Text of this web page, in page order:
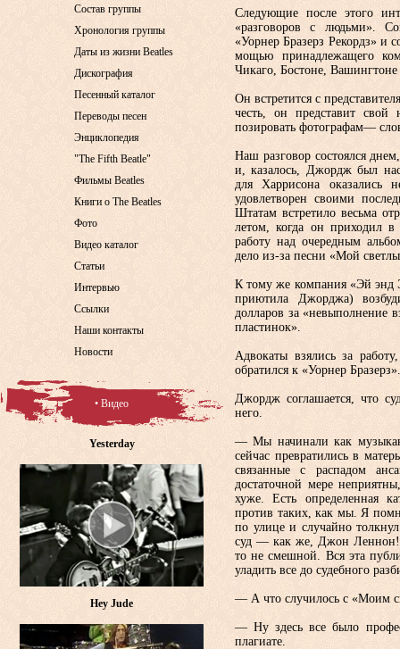
Следующие после этого
«разговоров с людьми».
«Уорнер Бразерз Рекордз»
мощью принадлежащего
Чикаго, Бостоне,
Он встретится с
честь, он представит
позировать фотографам—
Наш разговор состоялся
и, ка­залось, Джордж был
для Харрисона оказались
удовлетворен своими
Штатам встретило весьма
летом, когда он при­ходил в
работу над очередным
дело из-за песни «Мой
К тому же компания «Эй энд
приютила Джорджа)
долларов за «не­выполнение
пластинок».
Адвокаты взялись за
обратил­ся к «Уорнер Бразерз».
Джордж соглашается, что
него.
— Мы начинали как
сейчас превратились в
связанные с рас­падом
достаточной мере
хуже. Есть определенная
против таких, как мы. Я
по улице и случайно
суд — как же, Джон Леннон!
то не смешной. Вся эта
уладить все до судебного
— А что случилось с «Моим
— Ну здесь все было
плагиате.
Состав группы
Хронология группы
Даты из жизни Beatles
Дискография
Песенный каталог
Переводы песен
Энциклопедия
"The Fifth Beatle"
Фильмы Beatles
Книги о The Beatles
Фото
Видео каталог
Статьи
Интервью
Ссылки
Наши контакты
Новости
• Видео
Yesterday
Hey Jude